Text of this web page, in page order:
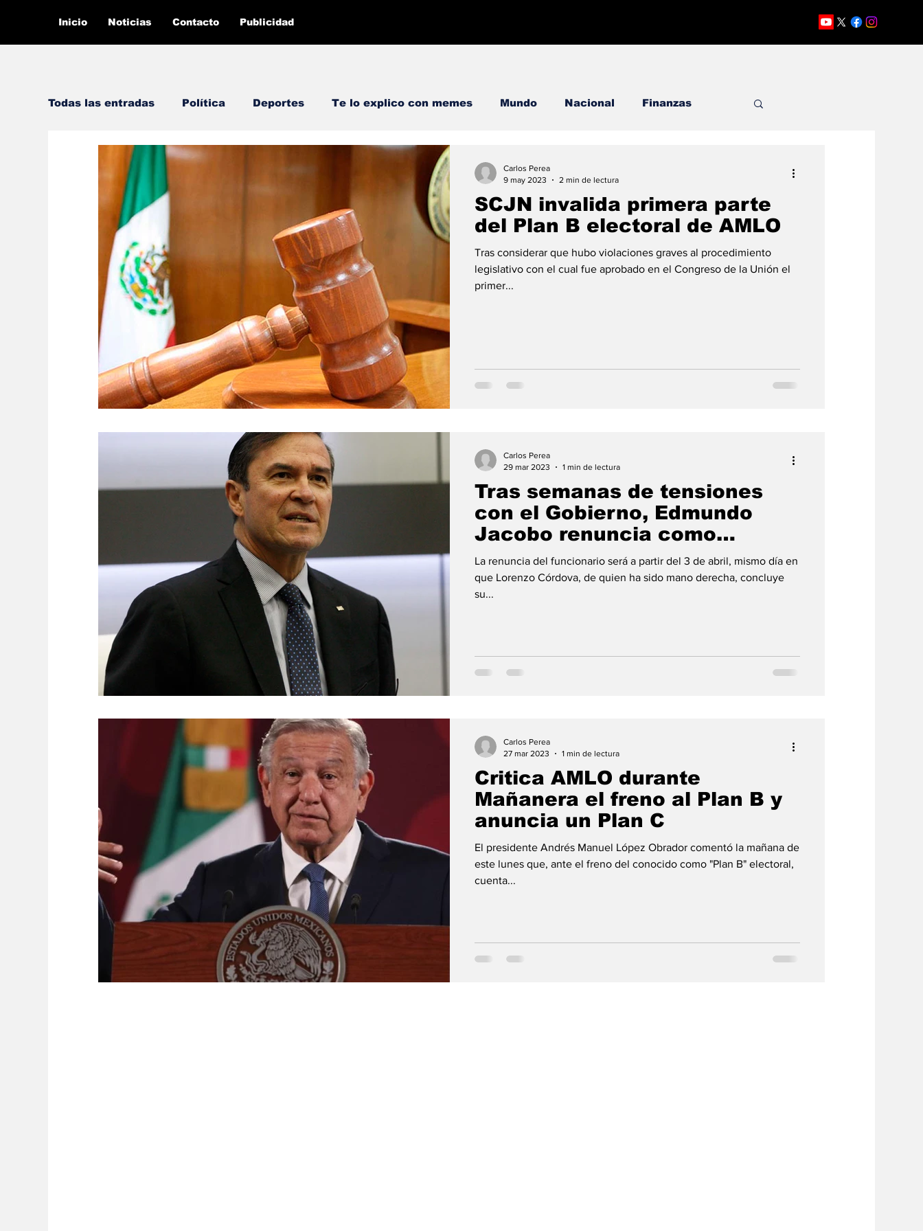
Inicio Noticias Contacto Publicidad
Todas las entradas Política Deportes Te lo explico con memes Mundo Nacional Finanzas
Entretenimiento Te lo explíco con memes #ConoceATuDiputado
Economía
SCJN invalida primera parte
del Plan B electoral de AMLO
Tras considerar que hubo violaciones graves al procedimiento
legislativo con el cual fue aprobado en el Congreso de la Unión el
primer...
Carlos Perea
9 may 2023
2 min de lectura
Tras semanas de tensiones
con el Gobierno, Edmundo
Jacobo renuncia como
secretario ejecutivo del INE
La renuncia del funcionario será a partir del 3 de abril, mismo día en
que Lorenzo Córdova, de quien ha sido mano derecha, concluye
su...
Carlos Perea
29 mar 2023
1 min de lectura
Critica AMLO durante
Mañanera el freno al Plan B y
anuncia un Plan C
El presidente Andrés Manuel López Obrador comentó la mañana de
este lunes que, ante el freno del conocido como "Plan B" electoral,
cuenta...
Carlos Perea
27 mar 2023
1 min de lectura